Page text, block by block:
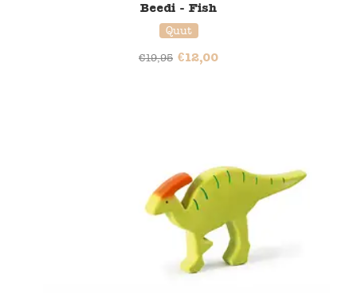
Beedi - Fish
Quut
€19,95 €12,00